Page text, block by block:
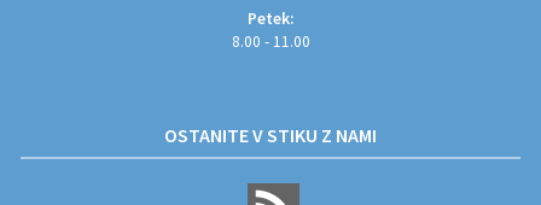
Petek:
8.00 - 11.00
OSTANITE V STIKU Z NAMI